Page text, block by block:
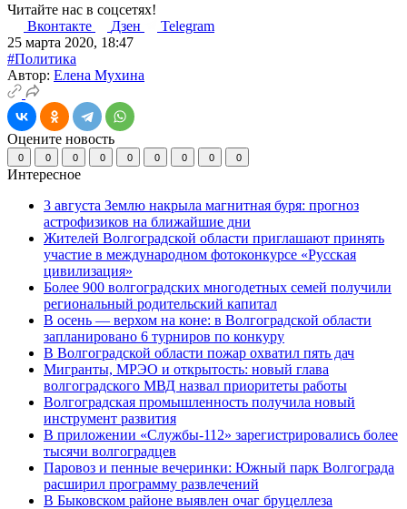
Читайте нас в соцсетях!
Вконтакте
Дзен
Telegram
25 марта 2020, 18:47
#Политика
Автор: Елена Мухина
Оцените новость
0 0 0 0 0 0 0 0 0
Интересное
3 августа Землю накрыла магнитная буря: прогноз
астрофизиков на ближайшие дни
Жителей Волгоградской области приглашают принять
участие в международном фотоконкурсе «Русская
цивилизация»
Более 900 волгоградских многодетных семей получили
региональный родительский капитал
В осень — верхом на коне: в Волгоградской области
запланировано 6 турниров по конкуру
В Волгоградской области пожар охватил пять дач
Мигранты, МРЭО и открытость: новый глава
волгоградского МВД назвал приоритеты работы
Волгоградская промышленность получила новый
инструмент развития
В приложении «Службы-112» зарегистрировались более
тысячи волгоградцев
Паровоз и пенные вечеринки: Южный парк Волгограда
расширил программу развлечений
В Быковском районе выявлен очаг бруцеллеза